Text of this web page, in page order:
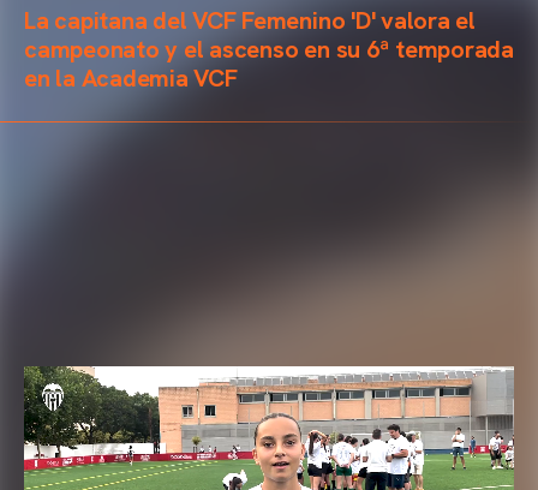
La capitana del VCF Femenino 'D' valora el
campeonato y el ascenso en su 6ª temporada
en la Academia VCF